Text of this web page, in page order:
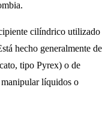
cilíndrico utilizado
hecho generalmente de
tipo Pyrex) o de
manipular líquidos o